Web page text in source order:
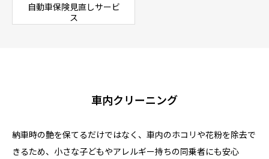
自動車保険見直しサービ
ス
車内クリーニング
納車時の艶を保てるだけではなく、車内のホコリや花粉を除去で
きるため、小さな子どもやアレルギー持ちの同乗者にも安心